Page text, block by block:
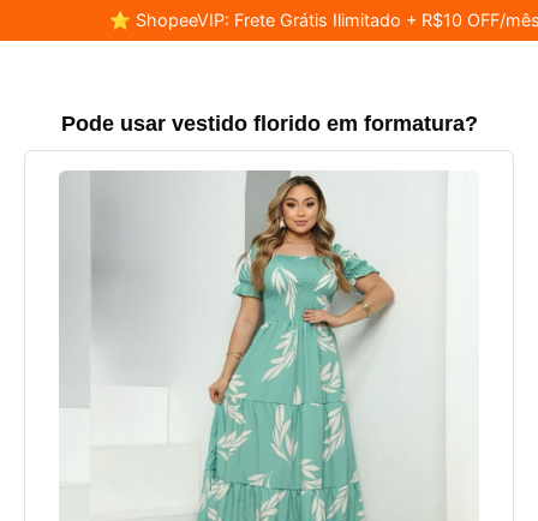
⭐ ShopeeVIP: Frete Grátis Ilimitado + R$10 OFF/
Pode usar vestido florido em formatura?